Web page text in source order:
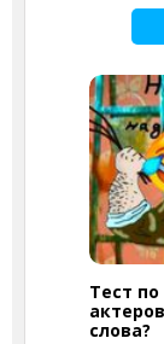
Тест
слова?